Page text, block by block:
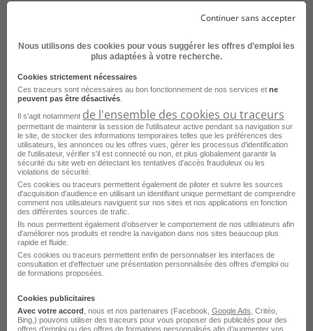
Formateur·trice Monteur·se
Dépanneur·se Frigoriste H/F
Metz - 57 CDI
AFPA
Publié le 9 juillet 2026
Je postule
Continuer sans accepter
Nous utilisons des cookies pour vous suggérer les offres d’emploi les
plus adaptées à votre recherche.
Cookies strictement nécessaires
Ces traceurs sont nécessaires au bon fonctionnement de nos services et ne
peuvent pas être désactivés
Il s'agit notamment de l'ensemble des cookies ou traceurs
permettant de maintenir la session de l'utilisateur active pendant sa navigation sur
le site, de stocker des informations temporaires telles que les préférences des
utilisateurs, les annonces ou les offres vues, gérer les processus d'identification
de l'utilisateur, vérifier s'il est connecté ou non, et plus globalement garantir la
sécurité du site web en détectant les tentatives d'accès frauduleux ou les
violations de sécurité.
Ces cookies ou traceurs permettent également de piloter et suivre les sources
d'acquisition d'audience en utilisant un identifiant unique permettant de comprendre
comment nos utilisateurs naviguent sur nos sites et nos applications en fonction
des différentes sources de trafic.
Ils nous permettent également d’observer le comportement de nos utilisateurs afin
d'améliorer nos produits et rendre la navigation dans nos sites beaucoup plus
rapide et fluide.
Ces cookies ou traceurs permettent enfin de personnaliser les interfaces de
consultation et d'effectuer une présentation personnalisée des offres d'emploi ou
de formations proposées.
Cookies publicitaires
Avec votre accord , nous et nos partenaires (Facebook, Google Ads , Critéo,
Bing,) pouvons utiliser des traceurs pour vous proposer des publicités pour des
offres d’emploi ou des offres de formations personnalisés afin d’augmenter vos